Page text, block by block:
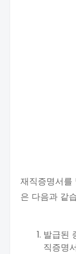
재직증명서를
은 다음과 같
발급된
직증명